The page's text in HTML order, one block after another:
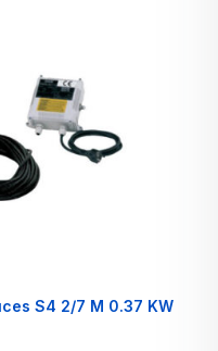
S4 2/7 M 0.37 KW